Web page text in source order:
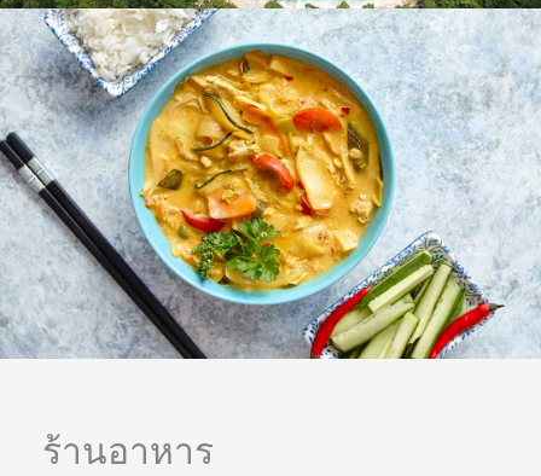
ร้านอาหาร